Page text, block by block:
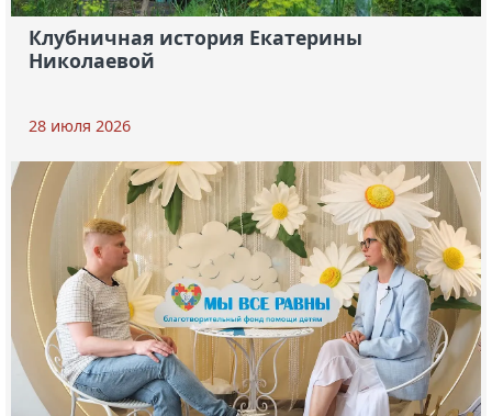
Клубничная история Екатерины
Николаевой
28 июля 2026